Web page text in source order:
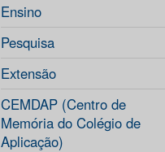
Ensino
Pesquisa
Extensão
CEMDAP (Centro de
Memória do Colégio de
Aplicação)